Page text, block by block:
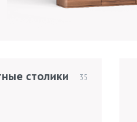
столики
35